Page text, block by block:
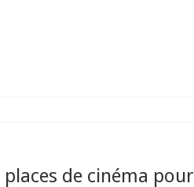
de cinéma pour